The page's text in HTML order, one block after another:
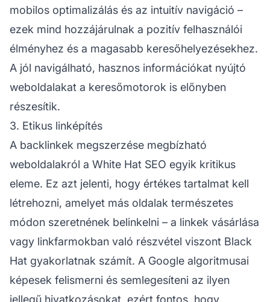
mobilos optimalizálás és az intuitív navigáció –
ezek mind hozzájárulnak a pozitív felhasználói
élményhez és a magasabb keresőhelyezésekhez.
A jól navigálható, hasznos információkat nyújtó
weboldalakat a keresőmotorok is előnyben
részesítik.
3. Etikus linképítés
A backlinkek megszerzése megbízható
weboldalakról a White Hat SEO egyik kritikus
eleme. Ez azt jelenti, hogy értékes tartalmat kell
létrehozni, amelyet más oldalak természetes
módon szeretnének belinkelni – a linkek vásárlása
vagy linkfarmokban való részvétel viszont Black
Hat gyakorlatnak számít. A Google algoritmusai
képesek felismerni és semlegesíteni az ilyen
jellegű hivatkozásokat, ezért fontos, hogy